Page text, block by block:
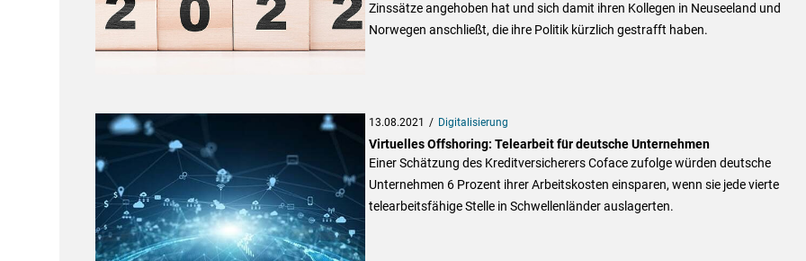
Zinssätze angehoben hat und sich damit ihren Kollegen in Neuseeland und
Norwegen anschließt, die ihre Politik kürzlich gestrafft haben.
13.08.2021 Digitalisierung
Virtuelles Offshoring: Telearbeit für deutsche Unternehmen
Einer Schätzung des Kreditversicherers Coface zufolge würden deutsche
Unternehmen 6 Prozent ihrer Arbeitskosten einsparen, wenn sie jede vierte
telearbeitsfähige Stelle in Schwellenländer auslagerten.